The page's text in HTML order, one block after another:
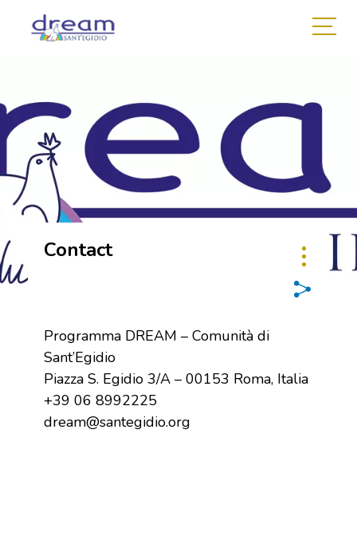
Contact
Programma DREAM – Comunità di
Sant’Egidio
Piazza S. Egidio 3/A – 00153 Roma, Italia
+39 06 8992225
dream@santegidio.org